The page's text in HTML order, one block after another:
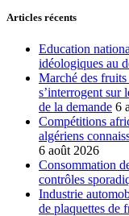
Articles récents
Education
idéologiques au
Marché des
s’interrogent sur
de la demande 6
Compétitions
algériens
6 août 2026
Consommation
contrôles
Industrie
de plaquettes de